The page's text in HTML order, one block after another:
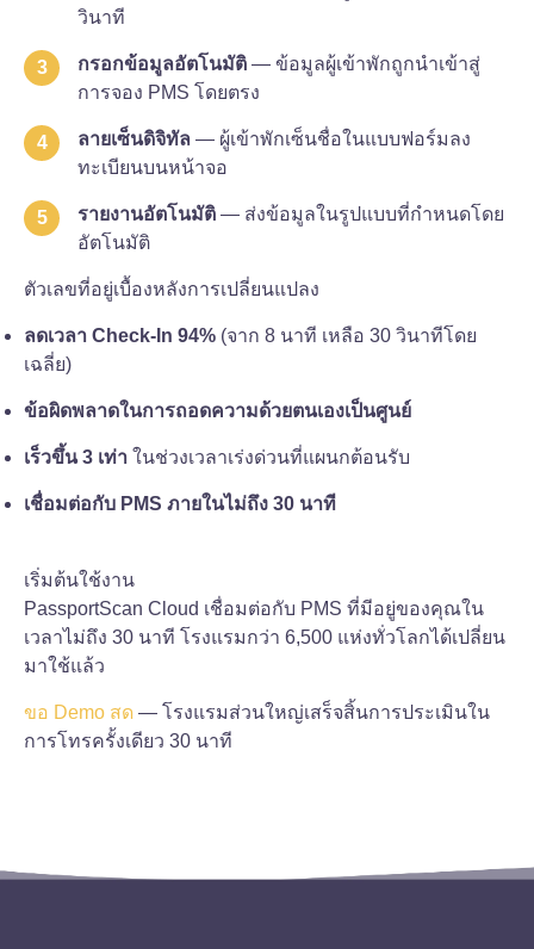
วินาที
กรอกข้อมูลอัตโนมัติ — ข้อมูลผู้เข้าพักถูกนำเข้าสู่
การจอง PMS โดยตรง
ลายเซ็นดิจิทัล — ผู้เข้าพักเซ็นชื่อในแบบฟอร์มลง
ทะเบียนบนหน้าจอ
รายงานอัตโนมัติ — ส่งข้อมูลในรูปแบบที่กำหนดโดย
อัตโนมัติ
ตัวเลขที่อยู่เบื้องหลังการเปลี่ยนแปลง
ลดเวลา Check-In 94% (จาก 8 นาที เหลือ 30 วินาทีโดย
เฉลี่ย)
ข้อผิดพลาดในการถอดความด้วยตนเองเป็นศูนย์
เร็วขึ้น 3 เท่า ในช่วงเวลาเร่งด่วนที่แผนกต้อนรับ
เชื่อมต่อกับ PMS ภายในไม่ถึง 30 นาที
เริ่มต้นใช้งาน
PassportScan Cloud เชื่อมต่อกับ PMS ที่มีอยู่ของคุณใน
เวลาไม่ถึง 30 นาที โรงแรมกว่า 6,500 แห่งทั่วโลกได้เปลี่ยน
มาใช้แล้ว
ขอ Demo สด — โรงแรมส่วนใหญ่เสร็จสิ้นการประเมินใน
การโทรครั้งเดียว 30 นาที